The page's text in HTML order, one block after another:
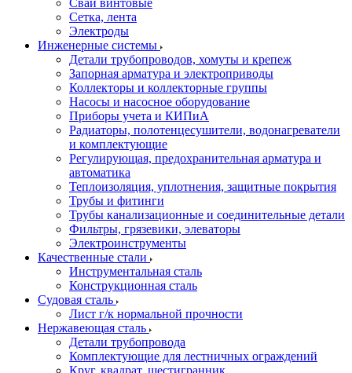
Сваи винтовые
Сетка, лента
Электроды
Инженерные системы
Детали трубопроводов, хомуты и крепеж
Запорная арматура и электроприводы
Коллекторы и коллекторные группы
Насосы и насосное оборудование
Приборы учета и КИПиА
Радиаторы, полотенцесушители, водонагреватели
и комплектующие
Регулирующая, предохранительная арматура и
автоматика
Теплоизоляция, уплотнения, защитные покрытия
Трубы и фитинги
Трубы канализационные и соединительные детали
Фильтры, грязевики, элеваторы
Электроинструменты
Качественные стали
Инструментальная сталь
Конструкционная сталь
Судовая сталь
Лист г/к нормальной прочности
Нержавеющая сталь
Детали трубопровода
Комплектующие для лестничных ограждений
Круг, квадрат, шестигранник